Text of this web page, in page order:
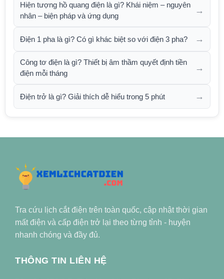
Hiện tượng hồ quang điện là gì? Khái niệm – nguyên
nhân – biện pháp và ứng dụng
→
Điện 1 pha là gì? Có gì khác biệt so với điện 3 pha? →
Công tơ điện là gì? Thiết bị âm thầm quyết định tiền
điện mỗi tháng
→
Điện trở là gì? Giải thích dễ hiểu trong 5 phút →
Tra cứu lịch cắt điện trên toàn quốc, cập nhật thời gian
mất điện và cấp điện trở lại theo từng tỉnh - huyện
nhanh chóng và đầy đủ.
THÔNG TIN LIÊN HỆ